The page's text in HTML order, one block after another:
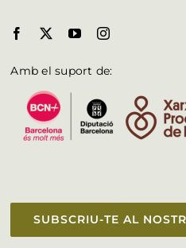
Amb el suport de:
SUBSCRIU-TE AL